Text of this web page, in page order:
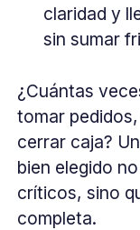
claridad y
sin sumar
¿Cuántas
tomar
cerrar caja? Un
bien elegido
críticos, sino
completa.